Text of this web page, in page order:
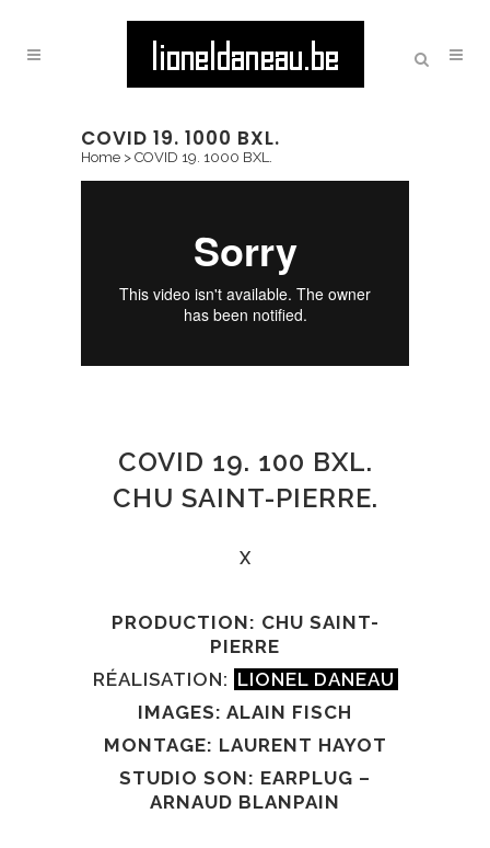
COVID 19. 1000 BXL.
Home > COVID 19. 1000 BXL.
COVID 19. 100 BXL.
CHU SAINT-PIERRE.
X
PRODUCTION: CHU SAINT-
PIERRE
RÉALISATION: LIONEL DANEAU
IMAGES: ALAIN FISCH
MONTAGE: LAURENT HAYOT
STUDIO SON: EARPLUG –
ARNAUD BLANPAIN